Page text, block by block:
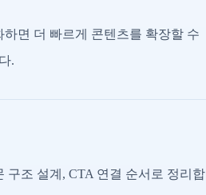
면 더 빠르게 콘텐츠를 확장할 수
.
구조 설계, CTA 연결 순서로 정리합